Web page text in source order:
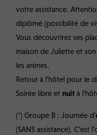
votre assistance.
diplômé (possibilité de
Vous découvrirez ses
maison de Juliette et
les arènes.
Retour à l’hôtel pour le
Soirée libre et nuit à
(*) Groupe B : Journée d’
(SANS assistance).